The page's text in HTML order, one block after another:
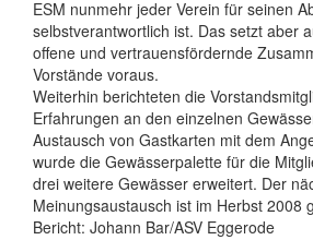
ESM nunmehr jeder Verein für seinen
selbstverantwortlich ist. Das setzt aber
offene und vertrauensfördernde
Vorstände voraus.
Weiterhin berichteten die
Erfahrungen an den einzelnen
Austausch von Gastkarten mit dem
wurde die Gewässerpalette für die
drei weitere Gewässer erweitert. Der
Meinungsaustausch ist im Herbst 2008
Bericht: Johann Bar/ASV Eggerode